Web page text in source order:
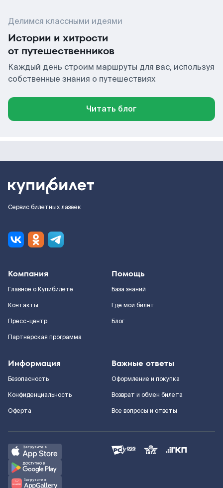
Делимся классными идеями
Истории и хитрости
от путешественников
Каждый день строим маршруты для вас, используя
собственные знания о путешествиях
Читать блог
Сервис билетных лазеек
Компания
Главное о Купибилете
Контакты
Пресс-центр
Партнерская программа
Помощь
База знаний
Где мой билет
Блог
Информация
Безопасность
Конфиденциальность
Оферта
Важные ответы
Оформление и покупка
Возврат и обмен билета
Все вопросы и ответы